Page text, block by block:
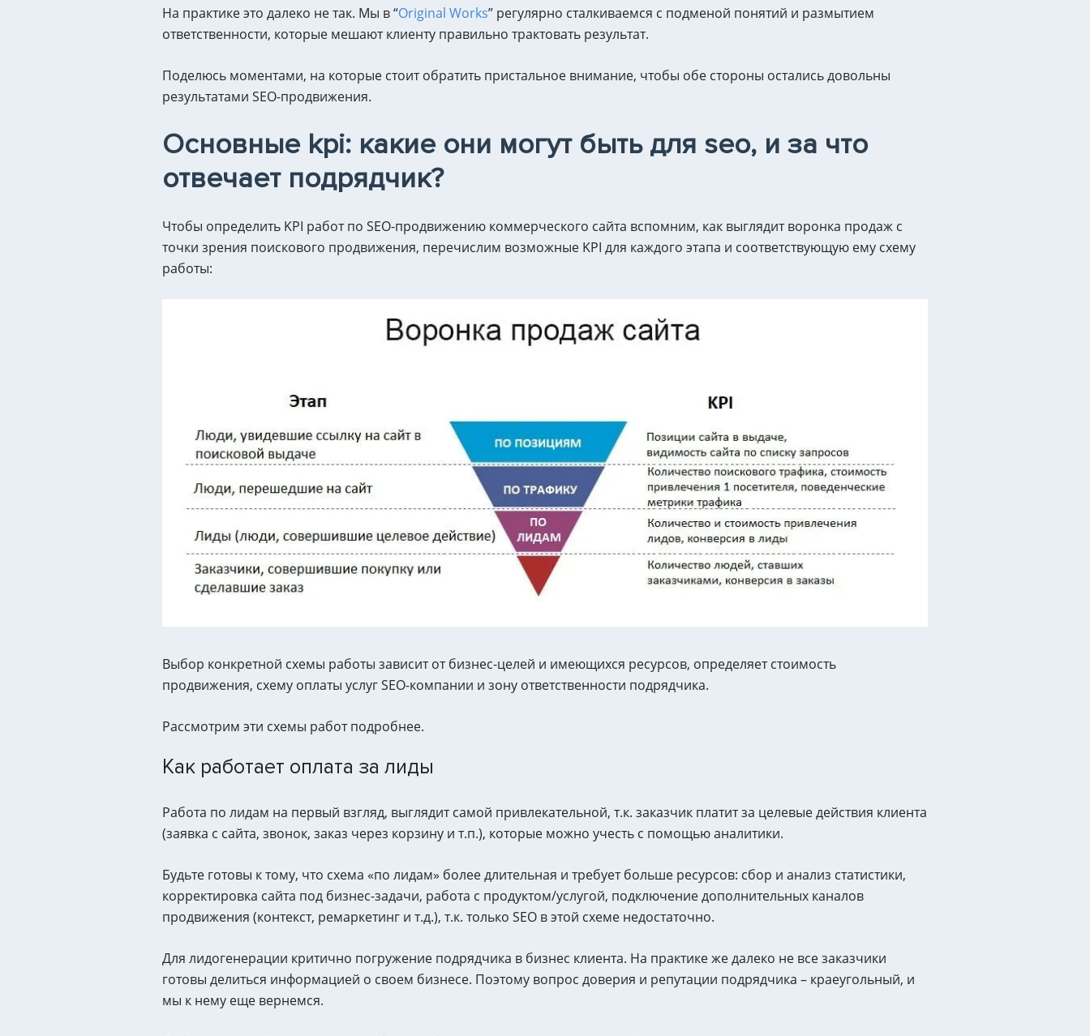
На практике это далеко не так. Мы в “Original Works” регулярно сталкиваемся с подменой понятий и размытием
ответственности, которые мешают клиенту правильно трактовать результат.
Поделюсь моментами, на которые стоит обратить пристальное внимание, чтобы обе стороны остались довольны
результатами SEO-продвижения.
Основные kpi: какие они могут быть для seo, и за что
отвечает подрядчик?
Чтобы определить KPI работ по SEO-продвижению коммерческого сайта вспомним, как выглядит воронка продаж с
точки зрения поискового продвижения, перечислим возможные KPI для каждого этапа и соответствующую ему схему
работы:
Выбор конкретной схемы работы зависит от бизнес-целей и имеющихся ресурсов, определяет стоимость
продвижения, схему оплаты услуг SEO-компании и зону ответственности подрядчика.
Рассмотрим эти схемы работ подробнее.
Как работает оплата за лиды
Работа по лидам на первый взгляд, выглядит самой привлекательной, т.к. заказчик платит за целевые действия клиента
(заявка с сайта, звонок, заказ через корзину и т.п.), которые можно учесть с помощью аналитики.
Будьте готовы к тому, что схема «по лидам» более длительная и требует больше ресурсов: сбор и анализ статистики,
корректировка сайта под бизнес-задачи, работа с продуктом/услугой, подключение дополнительных каналов
продвижения (контекст, ремаркетинг и т.д.), т.к. только SEO в этой схеме недостаточно.
Для лидогенерации критично погружение подрядчика в бизнес клиента. На практике же далеко не все заказчики
готовы делиться информацией о своем бизнесе. Поэтому вопрос доверия и репутации подрядчика – краеугольный, и
мы к нему еще вернемся.